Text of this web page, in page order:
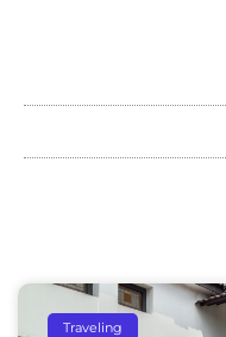
Traveling